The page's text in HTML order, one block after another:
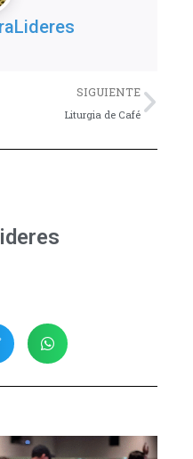
SIGUIENTE
Liturgia de Café